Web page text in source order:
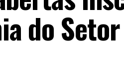
do